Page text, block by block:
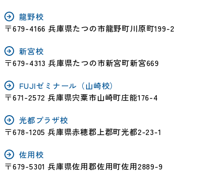
龍野校
〒679-4166 兵庫県たつの市龍野町川原町199-2
新宮校
〒679-4313 兵庫県たつの市新宮町新宮669
FUJIゼミナール（山崎校）
〒671-2572 兵庫県宍粟市山崎町庄能176-4
光都プラザ校
〒678-1205 兵庫県赤穂郡上郡町光都2-23-1
佐用校
〒679-5301 兵庫県佐用郡佐用町佐用2889-9